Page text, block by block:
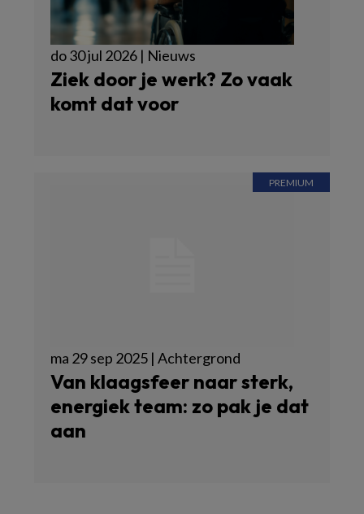
do 30 jul 2026 | Nieuws
Ziek door je werk? Zo vaak
komt dat voor
ma 29 sep 2025 | Achtergrond
Van klaagsfeer naar sterk,
energiek team: zo pak je dat
aan